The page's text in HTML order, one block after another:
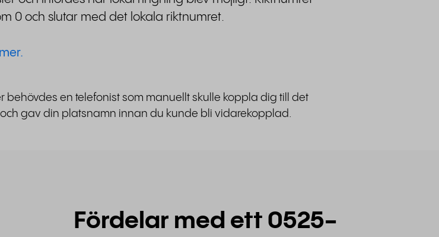
0 och slutar med det lokala riktnumret.
behövdes en telefonist som manuellt skulle koppla dig till det
gav din platsnamn innan du kunde bli vidarekopplad.
Fördelar med ett 0525-